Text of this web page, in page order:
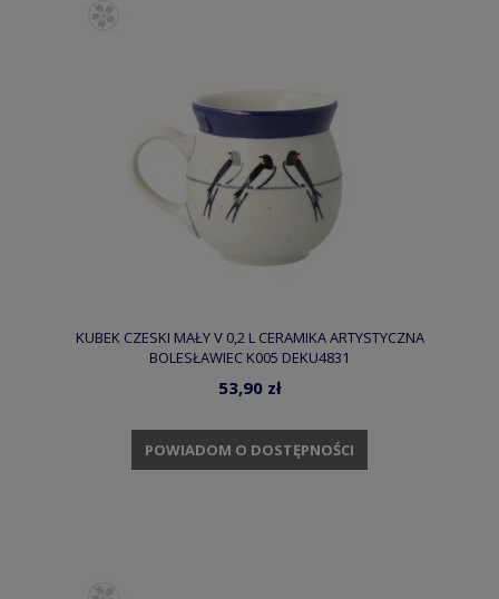
KUBEK CZESKI MAŁY V 0,2 L CERAMIKA ARTYSTYCZNA
BOLESŁAWIEC K005 DEKU4831
53,90 zł
POWIADOM O DOSTĘPNOŚCI